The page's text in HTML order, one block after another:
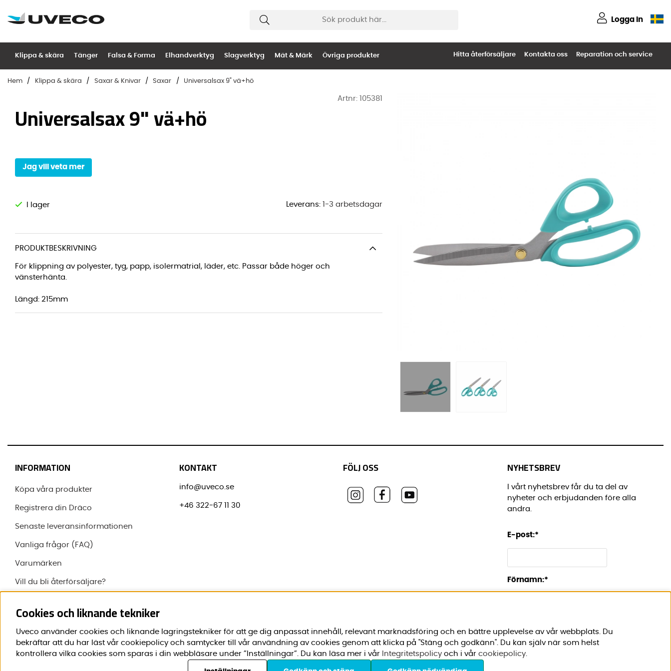
Logga in
Klippa & skära Tänger Falsa & Forma Elhandverktyg Slagverktyg Mät & Märk Övriga produkter Hitta återförsäljare Kontakta oss Reparation och service
Hem Klippa & skära Saxar & Knivar Saxar Universalsax 9" vä+hö
Artnr:105381
Universalsax 9" vä+hö
Jag vill veta mer
Leverans: 1-3 arbetsdagar
PRODUKTBESKRIVNING
För klippning av polyester, tyg, papp, isolermatrial, läder, etc. Passar både höger och
vänsterhänta.
Längd: 215mm
INFORMATION
Köpa våra produkter
Registrera din Dräco
Senaste leveransinformationen
Vanliga frågor (FAQ)
Varumärken
Vill du bli återförsäljare?
KONTAKT
info@uveco.se
+46 322-67 11 30
FÖLJ OSS NYHETSBREV
I vårt nyhetsbrev får du ta del av
nyheter och erbjudanden före alla
andra.
E-post:*
Förnamn:*
Cookies och liknande tekniker
Uveco använder cookies och liknande lagringstekniker för att ge dig anpassat innehåll, relevant marknadsföring och en bättre upplevelse av vår webbplats. Du
bekräftar att du har läst vår cookiepolicy och samtycker till vår användning av cookies genom att klicka på "Stäng och godkänn". Du kan själv när som helst
kontrollera vilka cookies som sparas i din webbläsare under ”Inställningar”. Du kan läsa mer i vår Integritetspolicy och i vår cookiepolicy.